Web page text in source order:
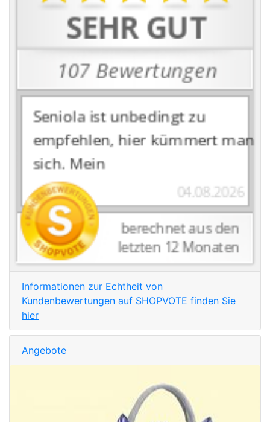
Informationen zur Echtheit von
Kundenbewertungen auf SHOPVOTE finden Sie
hier
Angebote